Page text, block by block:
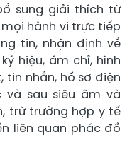
sung giải thích từ
hành vi trực tiếp
tin, nhận định về
hiệu, ám chỉ, hình
tin nhắn, hồ sơ điện
sau siêu âm và
trừ trường hợp y tế
liên quan phác đồ